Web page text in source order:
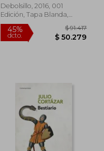
Debolsillo, 2016, 001
Edición, Tapa Blanda,
Nuevo